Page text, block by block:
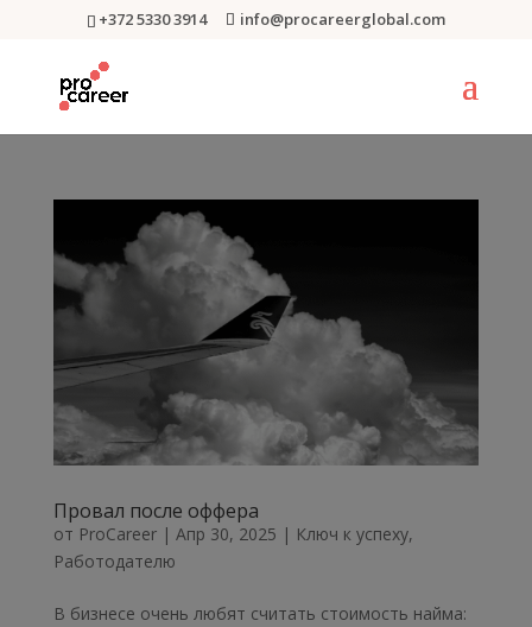
+372 5330 3914 info@procareerglobal.com
Провал после оффера
от ProCareer| Апр 30, 2025 | Ключ к успеху,
Работодателю
В бизнесе очень любят считать стоимость найма: